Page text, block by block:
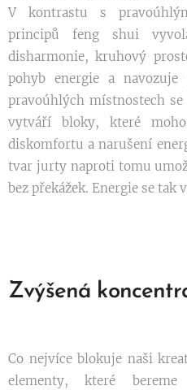
V kontrastu s
principů feng shui
disharmonie, kruhový
pohyb energie a navozuje
pravoúhlých místnostech
vytváří bloky, které
diskomfortu a narušení
tvar jurty naproti tomu
bez překážek. Energie se
Zvýšená
Co nejvíce blokuje naši
elementy, které